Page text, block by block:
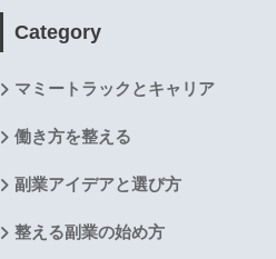
Category
マミートラックとキャリア
働き方を整える
副業アイデアと選び方
整える副業の始め方